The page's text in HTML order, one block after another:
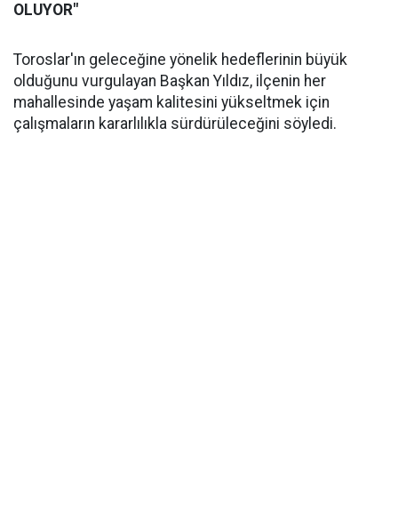
OLUYOR"
Toroslar'ın geleceğine yönelik hedeflerinin büyük
olduğunu vurgulayan Başkan Yıldız, ilçenin her
mahallesinde yaşam kalitesini yükseltmek için
çalışmaların kararlılıkla sürdürüleceğini söyledi.